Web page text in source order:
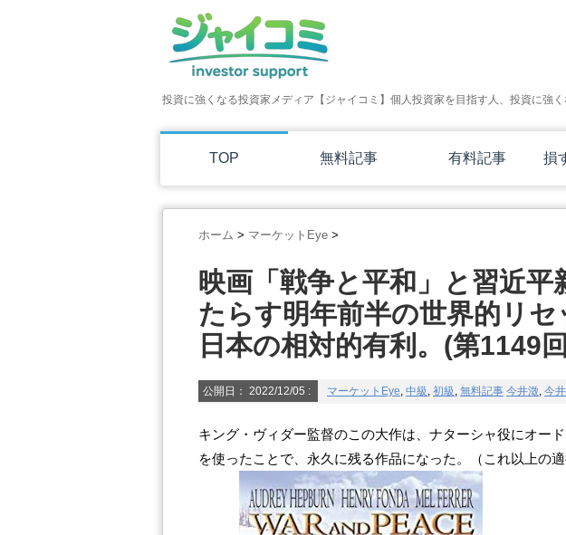
投資に強くなる投資家メディア【ジャイコミ】個人投資家を目指す人、投資に強
TOP 無料記事 有料記事 損
ホーム > マーケットEye >
映画「戦争と平和」と習近平
たらす明年前半の世界的リセ
日本の相対的有利。(第1149
公開日： 2022/12/05 : マーケットEye, 中級 , 初級 , 無料記事 今井澂, 今
キング・ヴィダー監督のこの大作は、ナターシャ役にオー
を使ったことで、永久に残る作品になった。（これ以上の